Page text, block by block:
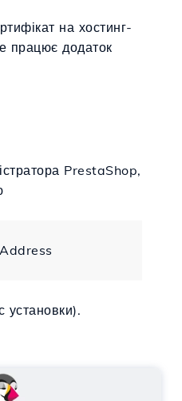
на хостинг-
працює додаток
PrestaShop,
установки).